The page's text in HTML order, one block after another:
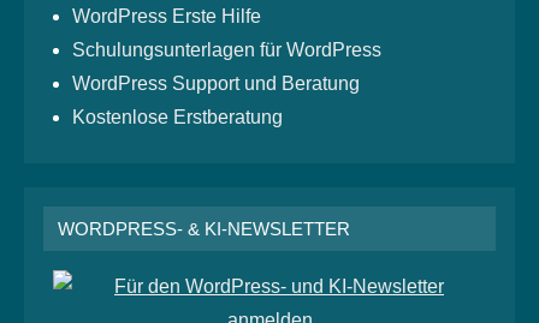
WordPress Erste Hilfe
Schulungsunterlagen für WordPress
WordPress Support und Beratung
Kostenlose Erstberatung
WORDPRESS- & KI-NEWSLETTER